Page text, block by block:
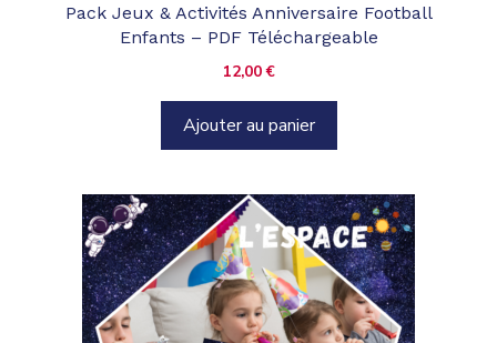
Pack Jeux & Activités Anniversaire Football
Enfants – PDF Téléchargeable
12,00€
Ajouter au panier